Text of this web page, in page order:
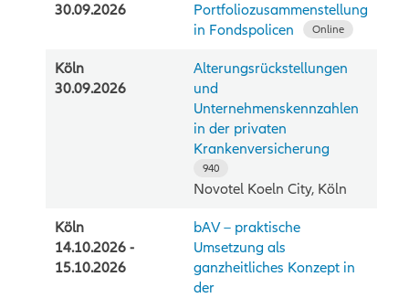
30.09.2026
Portfoliozusammenstellung
in Fondspolicen
Online
Köln
30.09.2026
Alterungsrückstellungen
und
Unternehmenskennzahlen
in der privaten
Krankenversicherung
940
Novotel Koeln City, Köln
Köln
14.10.2026 -
15.10.2026
bAV – praktische
Umsetzung als
ganzheitliches Konzept in
der